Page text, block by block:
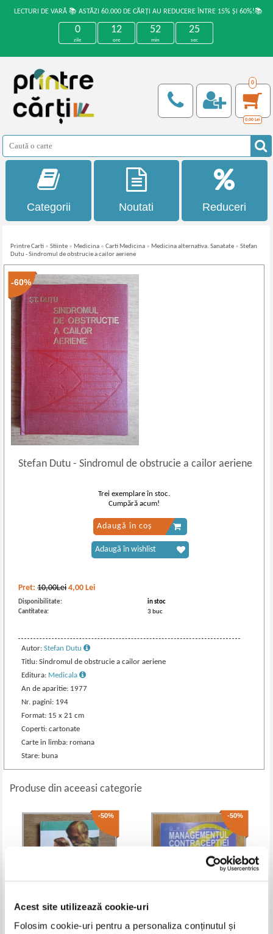
Acest site utilizează cookie-uri
Folosim cookie-uri pentru a personaliza conținutul și
LECTURI DE VARĂ 📚 ASTĂZI 60.000 DE CĂRȚI AU REDUCERE ÎNTRE 15% ȘI 60%!📚
0
zile
12
ore
52
min
25
sec
0
0,00 Lei
Categorii Noutati Reduceri
Printre Carti »Stiinte » Medicina »Carti Medicina » Medicina alternativa. Sanatate »Stefan
Dutu - Sindromul de obstrucie a cailor aeriene
-60%
Stefan Dutu- Sindromul de obstrucie a cailor aeriene
Pret:10,00Lei 4,00 Lei
Disponibilitate:
in stoc
Cantitatea:
3 buc
Autor:Stefan Dutu
Titlu: Sindromul de obstrucie a cailor aeriene
Editura: Medicala
An de aparitie: 1977
Nr. pagini: 194
Format: 15 x 21 cm
Coperti: cartonate
Carte in limba: romana
Stare: buna
Trei exemplare în stoc.
Cumpără acum!
Adaugă în coș
Adaugă în wishlist
Produse din aceeasi categorie
-50% -50%